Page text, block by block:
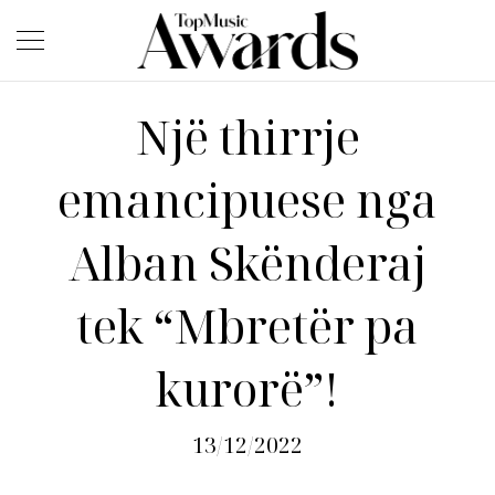
Një thirrje
emancipuese nga
Alban Skënderaj
tek “Mbretër pa
kurorë”!
13/12/2022